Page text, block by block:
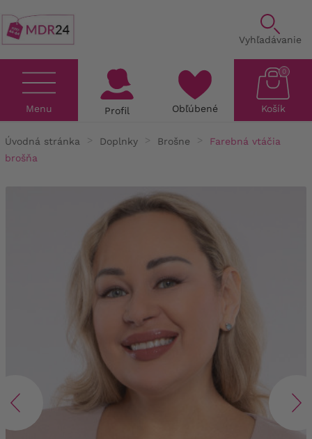
Vyhľadávanie
Menu Profil Obľúbené Košík
0
Úvodná stránka Doplnky Brošne
Farebná vtáčia
brošňa